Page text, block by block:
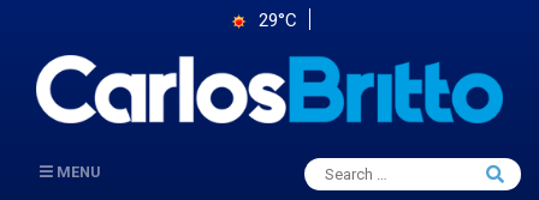
29°C
MENU
Search
for:
Search